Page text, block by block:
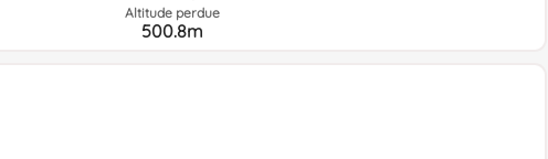
Altitude perdue
500.8m